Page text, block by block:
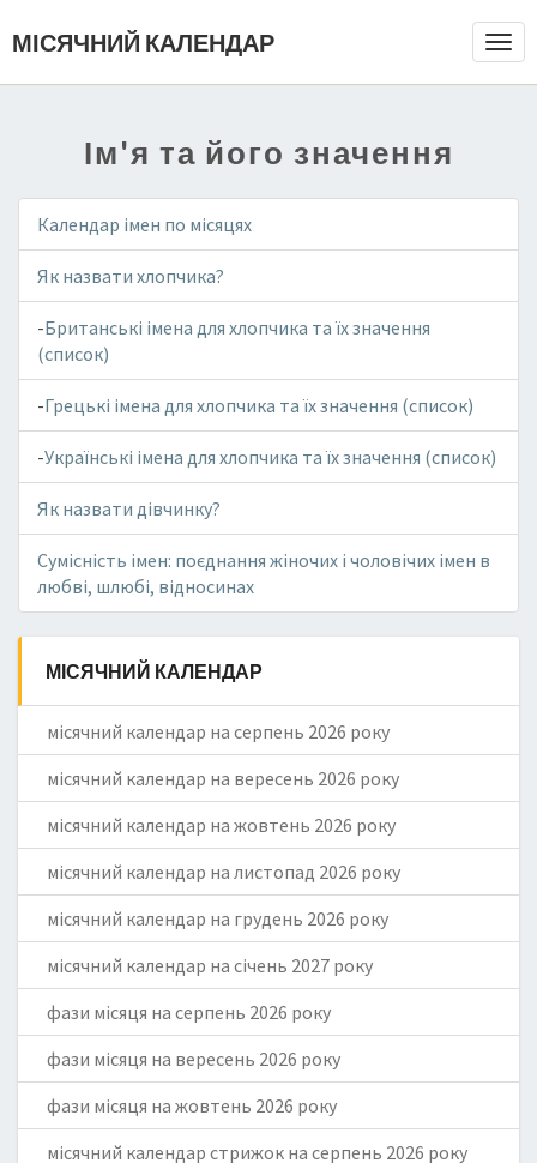
МІСЯЧНИЙ КАЛЕНДАР
Ім'я та його значення
Календар імен по місяцях
Як назвати хлопчика?
-Британські імена для хлопчика та їх значення
(список)
-Грецькі імена для хлопчика та їх значення (список)
-Українські імена для хлопчика та їх значення (список)
Як назвати дівчинку?
Сумісність імен: поєднання жіночих і чоловічих імен в
любві, шлюбі, відносинах
МІСЯЧНИЙ КАЛЕНДАР
місячний календар на серпень 2026 року
місячний календар на вересень 2026 року
місячний календар на жовтень 2026 року
місячний календар на листопад 2026 року
місячний календар на грудень 2026 року
місячний календар на січень 2027 року
фази місяця на серпень 2026 року
фази місяця на вересень 2026 року
фази місяця на жовтень 2026 року
місячний календар стрижок на серпень 2026 року